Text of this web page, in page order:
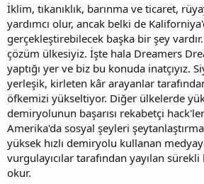
İklim, tıkanıklık, barınma ve ticaret,
yardımcı olur, ancak belki de
gerçekleştirebilecek başka bir şey
çözüm ülkesiyiz. İşte hala Dreamers
yaptığı yer ve biz bu konuda inatçıyız.
yerleşik, kirleten kâr arayanlar
öfkemizi yükseltiyor. Diğer ülkelerde
demiryolunun başarısı rekabetçi
Amerika'da sosyal şeyleri
yüksek hızlı demiryolu kullanan
vurgulayıcılar tarafından yayılan
okur.